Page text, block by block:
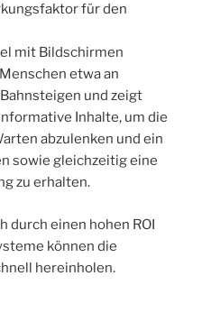
für den
mit Bildschirmen
etwa an
und zeigt
Inhalte, um die
abzulenken und ein
sowie gleichzeitig eine
zu erhalten.
durch einen hohen ROI
können die
hereinholen.